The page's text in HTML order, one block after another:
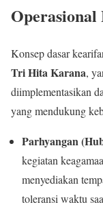
Operasional
Konsep dasar
Tri Hita Karana,
diimplementasikan
yang mendukung
Parhyangan
kegiatan
menyediakan
toleransi waktu